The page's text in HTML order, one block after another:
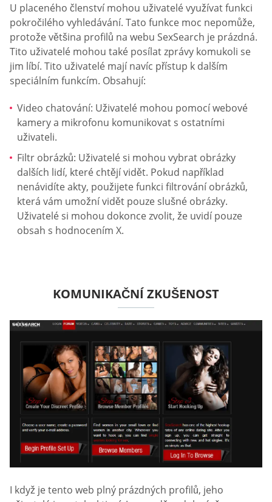
U placeného členství mohou uživatelé využívat funkci
pokročilého vyhledávání. Tato funkce moc nepomůže,
protože většina profilů na webu SexSearch je prázdná.
Tito uživatelé mohou také posílat zprávy komukoli se
jim líbí. Tito uživatelé mají navíc přístup k dalším
speciálním funkcím. Obsahují:
Video chatování: Uživatelé mohou pomocí webové
kamery a mikrofonu komunikovat s ostatními
uživateli.
Filtr obrázků: Uživatelé si mohou vybrat obrázky
dalších lidí, které chtějí vidět. Pokud například
nenávidíte akty, použijete funkci filtrování obrázků,
která vám umožní vidět pouze slušné obrázky.
Uživatelé si mohou dokonce zvolit, že uvidí pouze
obsah s hodnocením X.
KOMUNIKAČNÍ ZKUŠENOST
I když je tento web plný prázdných profilů, jeho